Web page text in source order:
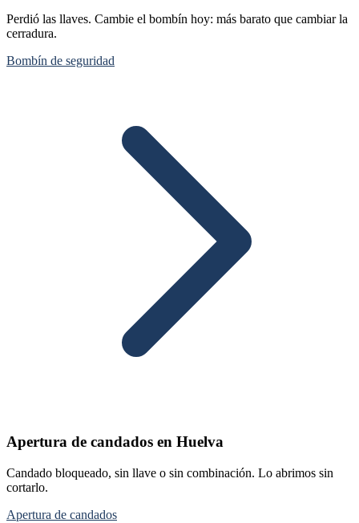
Perdió las llaves. Cambie el bombín hoy: más barato que cambiar la
cerradura.
Bombín de seguridad
Apertura de candados en Huelva
Candado bloqueado, sin llave o sin combinación. Lo abrimos sin
cortarlo.
Apertura de candados